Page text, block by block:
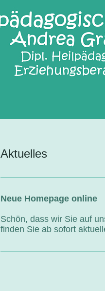
Aktuelles
Neue Homepage online
Schön, dass wir Sie auf
finden Sie ab sofort